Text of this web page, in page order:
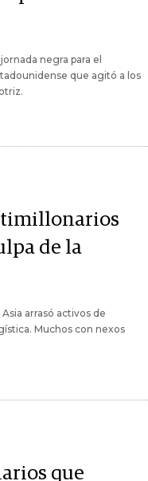
negra para el
que agitó a los
de la
arrasó activos de
Muchos con nexos
que